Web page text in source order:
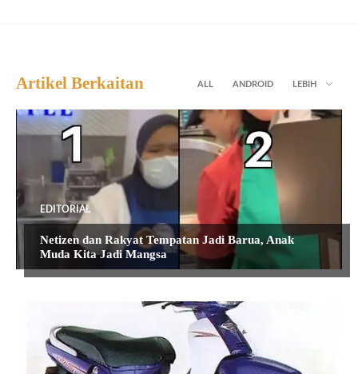
Artikel Berkaitan ALL ANDROID LEBIH
EDITORIAL
Netizen dan Rakyat Tempatan Jadi Barua, Anak
Muda Kita Jadi Mangsa